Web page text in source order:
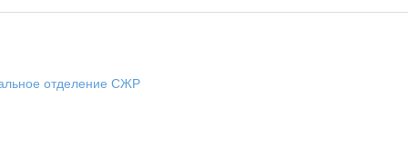
отделение СЖР